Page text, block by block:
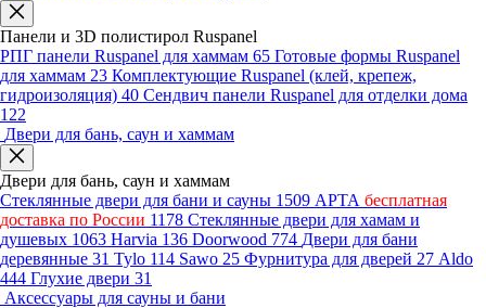
Панели и 3D полистирол Ruspanel
РПГ панели Ruspanel для хаммам 65 Готовые формы Ruspanel
для хаммам 23 Комплектующие Ruspanel (клей, крепеж,
гидроизоляция) 40 Сендвич панели Ruspanel для отделки дома
122
Двери для бань, саун и хаммам
Двери для бань, саун и хаммам
Стеклянные двери для бани и сауны 1509 АРТА бесплатная
доставка по России 1178 Стеклянные двери для хамам и
душевых 1063 Harvia 136 Doorwood 774 Двери для бани
деревянные 31 Tylo 114 Sawo 25 Фурнитура для дверей 27 Aldo
444 Глухие двери 31
Аксессуары для сауны и бани